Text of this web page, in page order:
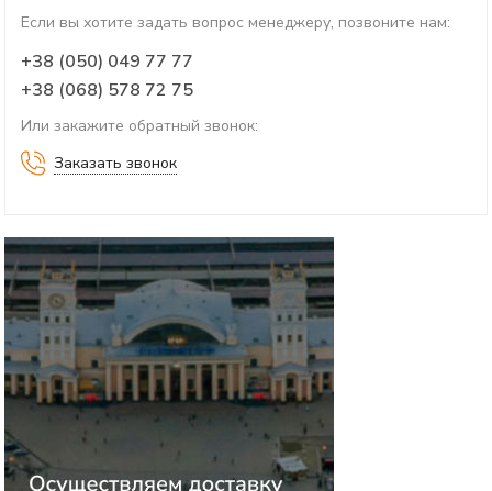
Если вы хотите задать вопрос менеджеру, позвоните нам:
+38 (050) 049 77 77
+38 (068) 578 72 75
Или закажите обратный звонок:
Заказать звонок